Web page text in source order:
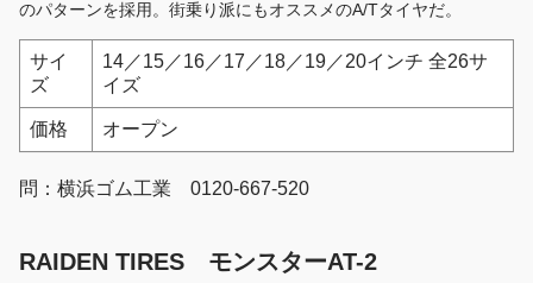
のパターンを採用。街乗り派にもオススメのA/Tタイヤだ。
サイ
ズ
14／15／16／17／18／19／20インチ 全26サ
イズ
価格 オープン
問：横浜ゴム工業 0120-667-520
RAIDEN TIRES モンスターAT-2